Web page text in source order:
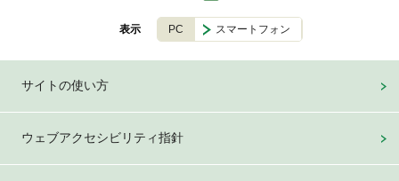
表示 PC スマートフォン
サイトの使い方
ウェブアクセシビリティ指針